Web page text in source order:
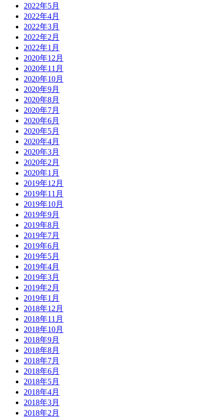
2022年5月
2022年4月
2022年3月
2022年2月
2022年1月
2020年12月
2020年11月
2020年10月
2020年9月
2020年8月
2020年7月
2020年6月
2020年5月
2020年4月
2020年3月
2020年2月
2020年1月
2019年12月
2019年11月
2019年10月
2019年9月
2019年8月
2019年7月
2019年6月
2019年5月
2019年4月
2019年3月
2019年2月
2019年1月
2018年12月
2018年11月
2018年10月
2018年9月
2018年8月
2018年7月
2018年6月
2018年5月
2018年4月
2018年3月
2018年2月